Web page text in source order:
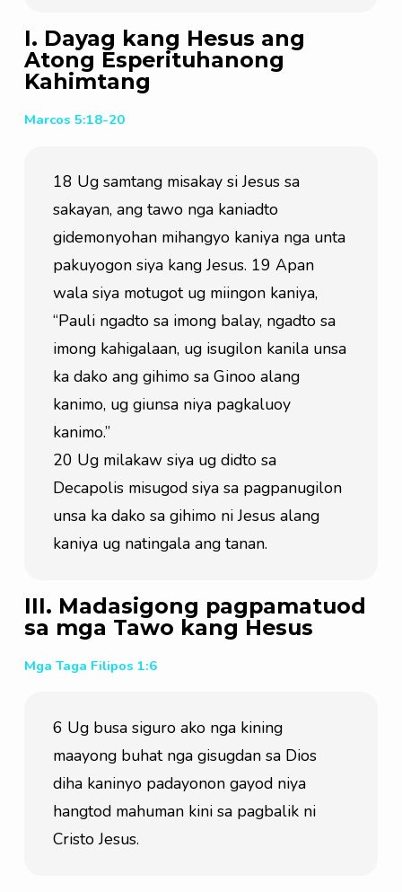
I. Dayag kang Hesus ang
Atong Esperituhanong
Kahimtang
Marcos 5:18-20
18 Ug samtang misakay si Jesus sa
sakayan, ang tawo nga kaniadto
gidemonyohan mihangyo kaniya nga unta
pakuyogon siya kang Jesus. 19 Apan
wala siya motugot ug miingon kaniya,
“Pauli ngadto sa imong balay, ngadto sa
imong kahigalaan, ug isugilon kanila unsa
ka dako ang gihimo sa Ginoo alang
kanimo, ug giunsa niya pagkaluoy
kanimo.”
20 Ug milakaw siya ug didto sa
Decapolis misugod siya sa pagpanugilon
unsa ka dako sa gihimo ni Jesus alang
kaniya ug natingala ang tanan.
III. Madasigong pagpamatuod
sa mga Tawo kang Hesus
Mga Taga Filipos 1:6
6 Ug busa siguro ako nga kining
maayong buhat nga gisugdan sa Dios
diha kaninyo padayonon gayod niya
hangtod mahuman kini sa pagbalik ni
Cristo Jesus.